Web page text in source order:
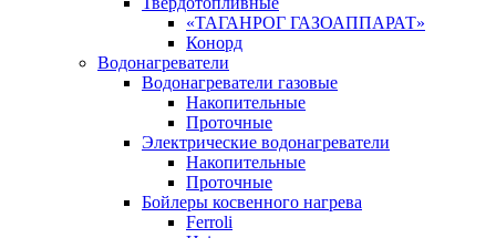
«ТАГАНРОГ ГАЗОАППАРАТ»
Конорд
Водонагреватели
Водонагреватели газовые
Накопительные
Проточные
Электрические водонагреватели
Накопительные
Проточные
Бойлеры косвенного нагрева
Ferroli